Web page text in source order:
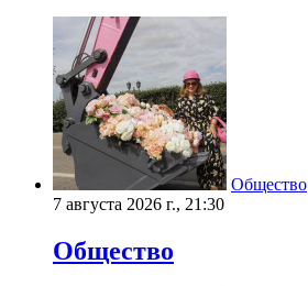
Общество
7 августа 2026 г., 21:30
Общество